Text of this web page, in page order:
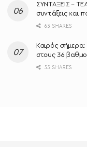
ΣΥΝΤΑΞΕΙΣ –
συντάξεις και
63 SHARES
Καιρός σήμερα:
στους 36
55 SHARES